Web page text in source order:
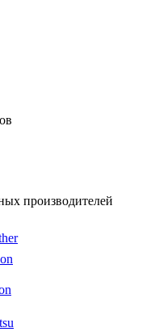
производителей